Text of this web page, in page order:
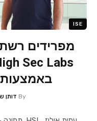
ISE
מפרידים
By דותן